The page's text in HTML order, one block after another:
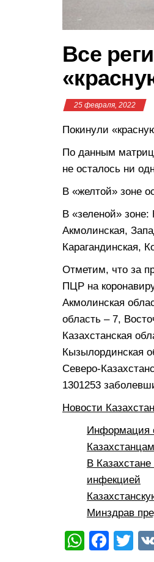
Все
25 февраля, 2022
Покинули
По данным
не осталось ни
В «желтой» зоне
В «зеленой»
Акмолинская,
Карагандинская,
Отметим, что за
ПЦР на
Акмолинская
область – 7,
Казахстанская
Кызылординская
Северо-
1301253
Новости
Информация
В
инфекцией
Минздрав
W F
T